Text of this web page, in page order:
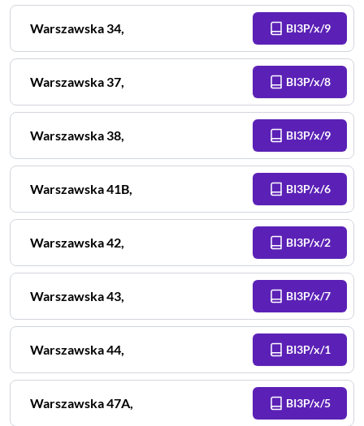
Warszawska34, BI3P/x/9
Warszawska37, BI3P/x/8
Warszawska38, BI3P/x/9
Warszawska41B, BI3P/x/6
Warszawska42, BI3P/x/2
Warszawska43, BI3P/x/7
Warszawska44, BI3P/x/1
Warszawska47A, BI3P/x/5